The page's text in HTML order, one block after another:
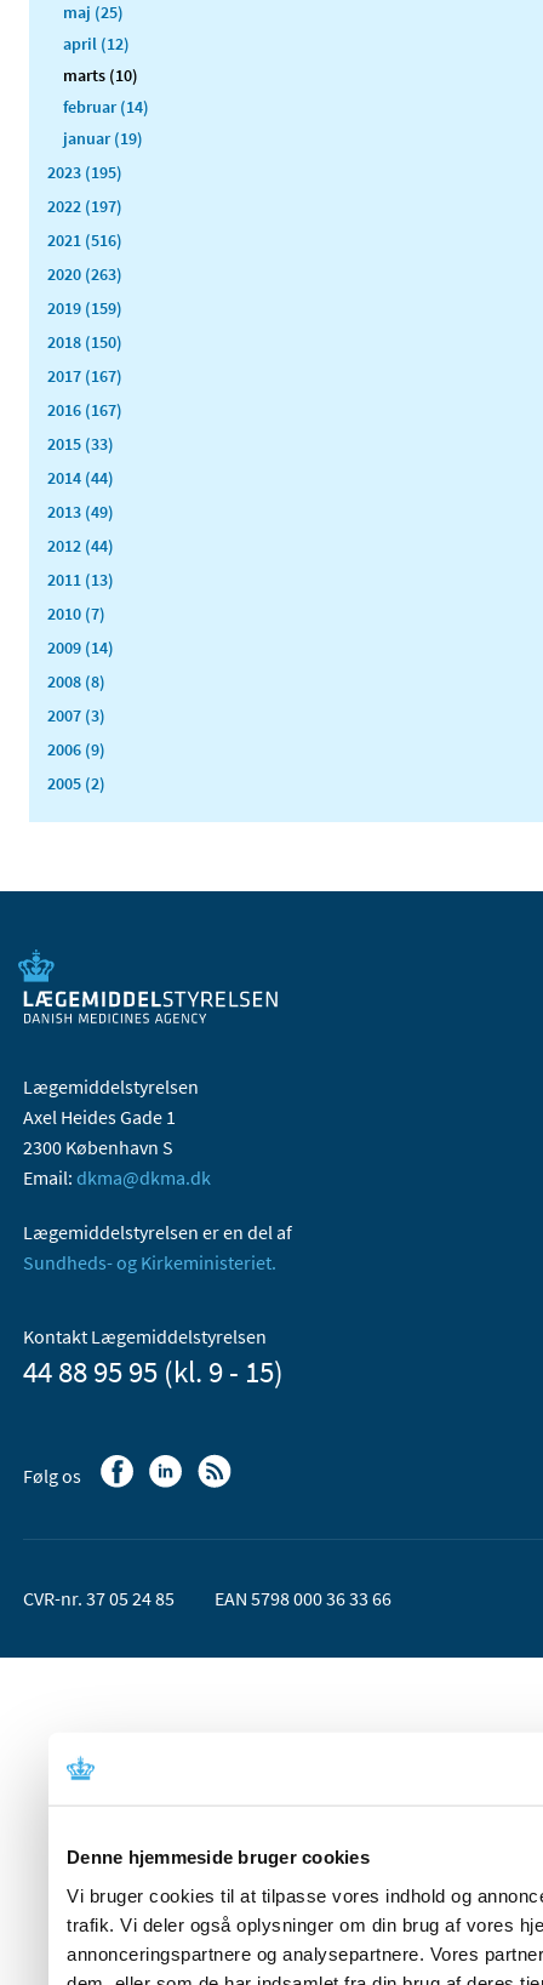
Denne hjemmeside bruger cookies
Vi bruger cookies til at tilpasse vores indhold og
trafik. Vi deler også oplysninger om din brug af vores
annonceringspartnere og analysepartnere. Vores
maj (25)
april (12)
marts (10)
februar (14)
januar (19)
2023 (195)
2022 (197)
2021 (516)
2020 (263)
2019 (159)
2018 (150)
2017 (167)
2016 (167)
2015 (33)
2014 (44)
2013 (49)
2012 (44)
2011 (13)
2010 (7)
2009 (14)
2008 (8)
2007 (3)
2006 (9)
2005 (2)
Lægemiddelstyrelsen
Axel Heides Gade 1
2300 København S
Email: dkma@dkma.dk
Lægemiddelstyrelsen er en del af
Sundheds- og Kirkeministeriet.
Kontakt Lægemiddelstyrelsen
44 88 95 95 (kl. 9 - 15)
Følg os
CVR-nr. 37 05 24 85 EAN 5798 000 36 33 66